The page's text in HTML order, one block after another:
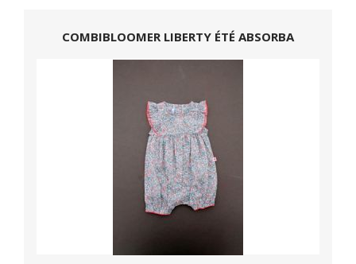
COMBIBLOOMER LIBERTY ÉTÉ ABSORBA